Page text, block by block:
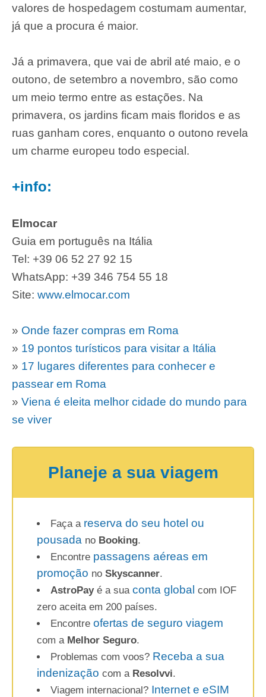
valores de hospedagem costumam aumentar,
já que a procura é maior.
Já a primavera, que vai de abril até maio, e o
outono, de setembro a novembro, são como
um meio termo entre as estações. Na
primavera, os jardins ficam mais floridos e as
ruas ganham cores, enquanto o outono revela
um charme europeu todo especial.
+info:
Elmocar
Guia em português na Itália
Tel: +39 06 52 27 92 15
WhatsApp: +39 346 754 55 18
Site: www.elmocar.com
» Onde fazer compras em Roma
» 19 pontos turísticos para visitar a Itália
» 17 lugares diferentes para conhecer e
passear em Roma
» Viena é eleita melhor cidade do mundo para
se viver
Planeje a sua viagem
Faça a reserva do seu hotel ou
pousada no Booking.
Encontre passagens aéreas em
promoção no Skyscanner.
AstroPayé a sua conta global com IOF
zero aceita em 200 países.
Encontre ofertas de seguro viagem
com a Melhor Seguro.
Problemas com voos? Receba a sua
indenização com a Resolvvi.
Viagem internacional? Internet e eSIM